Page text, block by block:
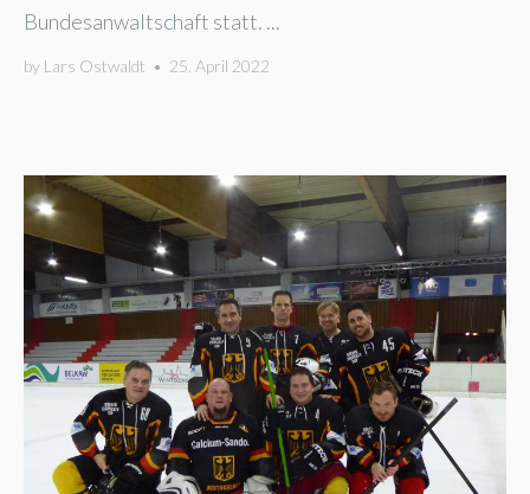
Bundesanwaltschaft statt. ...
by Lars Ostwaldt • 25. April 2022